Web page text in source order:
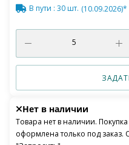
В пути : 30 шт. (10.09.2026)*
Нет в наличии
Товара нет в наличии.
оформлена только под заказ.